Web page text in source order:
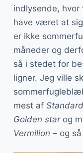
indlysende,
have været at
er ikke
måneder og
så i stedet for
ligner. Jeg ville
mest af
Golden starog
Vermilion – og